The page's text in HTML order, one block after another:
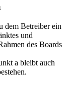
dem Betreiber ein
und
des Boards
a bleibt auch